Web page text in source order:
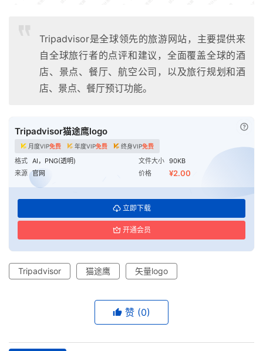
Tripadvisor是全球领先的旅游网站，主要提供来
自全球旅行者的点评和建议，全面覆盖全球的酒
店、景点、餐厅、航空公司，以及旅行规划和酒
店、景点、餐厅预订功能。
Tripadvisor猫途鹰logo
月度VIP免费 年度VIP免费 终身VIP免费
格式 AI，PNG(透明) 文件大小
90KB
来源 官网 价格 ¥2.00
立即下载
开通会员
Tripadvisor 猫途鹰 矢量logo
赞 (0)